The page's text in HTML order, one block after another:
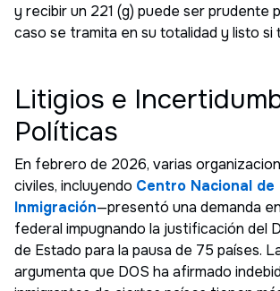
y recibir un 221 (g) puede ser prudente
caso se tramita en su totalidad y listo si
Litigios e
Políticas
En febrero de 2026, varias
civiles, incluyendo Centro Nacional de
Inmigración—presentó una demanda
federal impugnando la justificación del
de Estado para la pausa de 75 países.
argumenta que DOS ha afirmado